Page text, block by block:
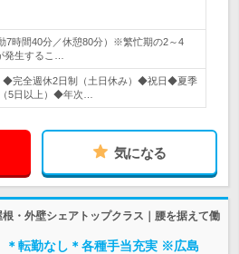
7時間40分／休憩80分）※繁忙期の2～4
発生するこ…
◆完全週休2日制（土日休み）◆祝日◆夏季
5日以上）◆年次…
気になる
・外壁シェアトップクラス｜腰を据えて働
＊転勤なし＊各種手当充実 ※広島